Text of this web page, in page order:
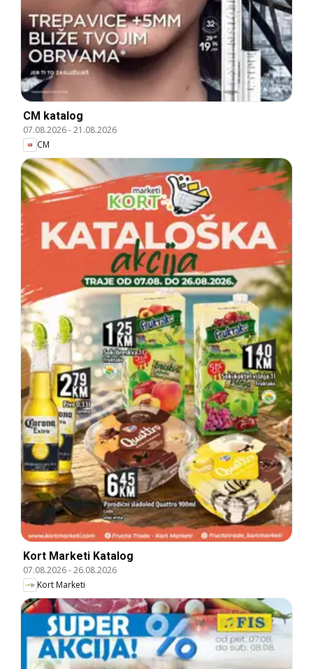
CM katalog
07.08.2026-21.08.2026
CM
Kort Marketi Katalog
07.08.2026-26.08.2026
Kort Marketi